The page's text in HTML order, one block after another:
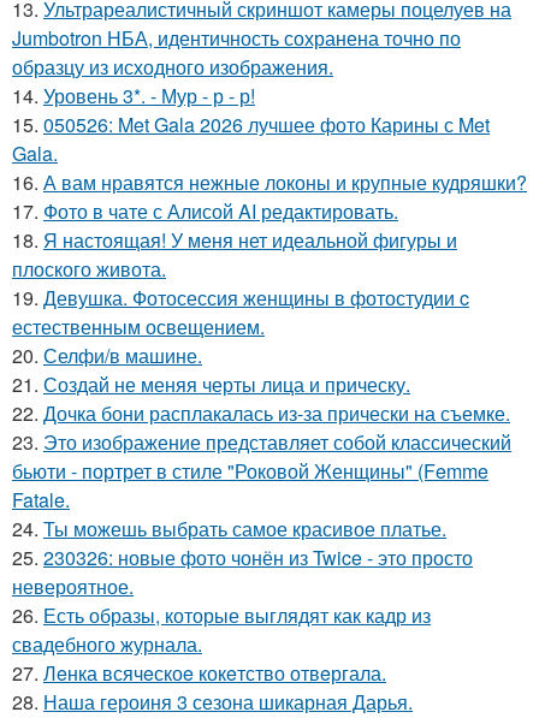
13. Ультрареалистичный скриншот камеры поцелуев на
Jumbotron НБА, идентичность сохранена точно по
образцу из исходного изображения.
14. Уровень 3*. - Мур - р - р!
15. 050526: Met Gala 2026 лучшее фото Карины с Met
Gala.
16. А вам нравятся нежные локоны и крупные кудряшки?
17. Фото в чате с Алисой AI редактировать.
18. Я настоящая! У меня нет идеальной фигуры и
плоского живота.
19. Девушка. Фотосессия женщины в фотостудии c
естественным освещением.
20. Селфи/в машине.
21. Создай не меняя черты лица и прическу.
22. Дочка бони расплакалась из-за прически на съемке.
23. Это изображение представляет собой классический
бьюти - портрет в стиле "Роковой Женщины" (Femme
Fatale.
24. Ты можешь выбрать самое красивое платье.
25. 230326: новые фото чонён из Twice - это просто
невероятное.
26. Есть образы, которые выглядят как кадр из
свадебного журнала.
27. Лeнка всячeскоe кокeтство отвeргала.
28. Наша героиня 3 сезона шикарная Дарья.